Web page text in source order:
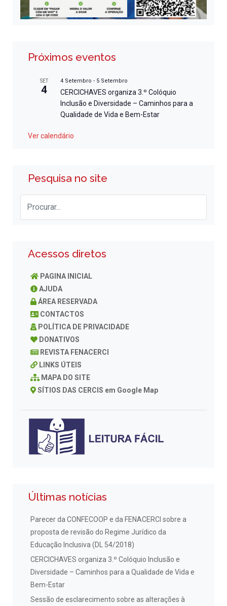
Próximos eventos
SET
4
4 Setembro - 5 Setembro
CERCICHAVES organiza 3.º Colóquio
Inclusão e Diversidade – Caminhos para a
Qualidade de Vida e Bem-Estar
Ver calendário
Pesquisa no site
Acessos diretos
PAGINA INICIAL
AJUDA
ÁREA RESERVADA
CONTACTOS
POLÍTICA DE PRIVACIDADE
DONATIVOS
REVISTA FENACERCI
LINKS ÚTEIS
MAPA DO SITE
SÍTIOS DAS CERCIS em Google Map
Últimas notícias
Parecer da CONFECOOP e da FENACERCI sobre a
proposta de revisão do Regime Jurídico da
Educação Inclusiva (DL 54/2018)
CERCICHAVES organiza 3.º Colóquio Inclusão e
Diversidade – Caminhos para a Qualidade de Vida e
Bem-Estar
Sessão de esclarecimento sobre as alterações à